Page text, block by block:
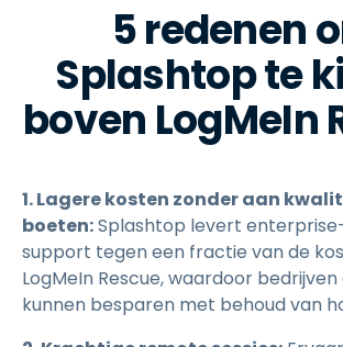
5 redenen
Splashtop te
boven LogMeIn
1. Lagere kosten zonder aan
boeten:Splashtop levert
support tegen een fractie van de
LogMeIn Rescue, waardoor bedrijven
kunnen besparen met behoud van